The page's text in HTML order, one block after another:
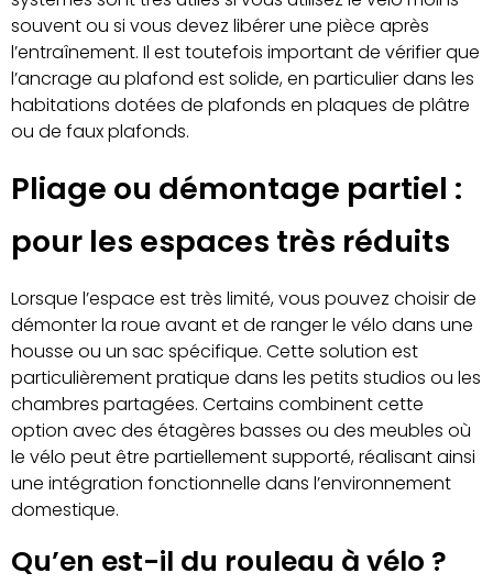
souvent ou si vous devez libérer une pièce après
l’entraînement. Il est toutefois important de vérifier que
l’ancrage au plafond est solide, en particulier dans les
habitations dotées de plafonds en plaques de plâtre
ou de faux plafonds.
Pliage ou démontage partiel :
pour les espaces très réduits
Lorsque l’espace est très limité, vous pouvez choisir de
démonter la roue avant et de ranger le vélo dans une
housse ou un sac spécifique. Cette solution est
particulièrement pratique dans les petits studios ou les
chambres partagées. Certains combinent cette
option avec des étagères basses ou des meubles où
le vélo peut être partiellement supporté, réalisant ainsi
une intégration fonctionnelle dans l’environnement
domestique.
Qu’en est-il du rouleau à vélo ?